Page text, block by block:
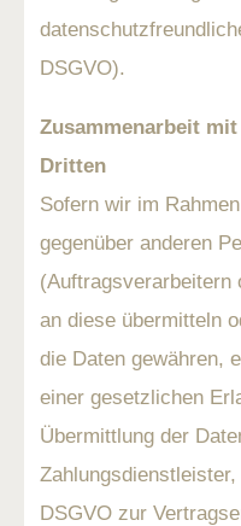
DSGVO).
Zusammenarbeit
Dritten
Sofern wir im
gegenüber anderen
(Auftragsverarbeitern
an diese übermitteln
die Daten gewähren,
einer gesetzlichen
Übermittlung der
DSGVO zur